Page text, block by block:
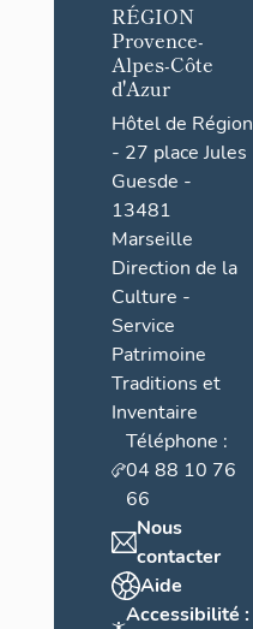
RÉGION
Provence-
Alpes-Côte
d'Azur
Hôtel de Région
- 27 place Jules
Guesde -
13481
Marseille
Direction de la
Culture -
Service
Patrimoine
Traditions et
Inventaire
Téléphone :
04 88 10 76
66
Nous
contacter
Aide
Accessibilité :